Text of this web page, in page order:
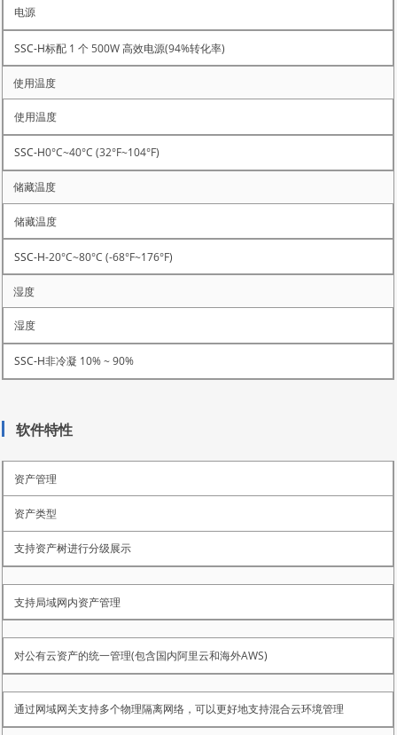
电源
标配 1 个 500W 高效电源(94%转化率)
使用温度
0°C~40°C (32°F~104°F)
储藏温度
-20°C~80°C (-68°F~176°F)
湿度
非冷凝 10% ~ 90%
软件特性
资产管理
资产类型
支持资产树进行分级展示
支持局域网内资产管理
对公有云资产的统一管理(包含国内阿里云和海外AWS)
通过网域网关支持多个物理隔离网络，可以更好地支持混合云环境管理